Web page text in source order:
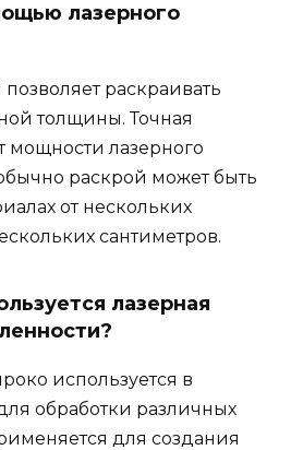
лазерного
раскраивать
толщины. Точная
мощности лазерного
раскрой может быть
от нескольких
сантиметров.
лазерная
используется в
обработки различных
для создания